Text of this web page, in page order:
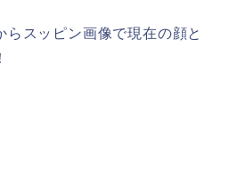
らスッピン画像で現在の顔と